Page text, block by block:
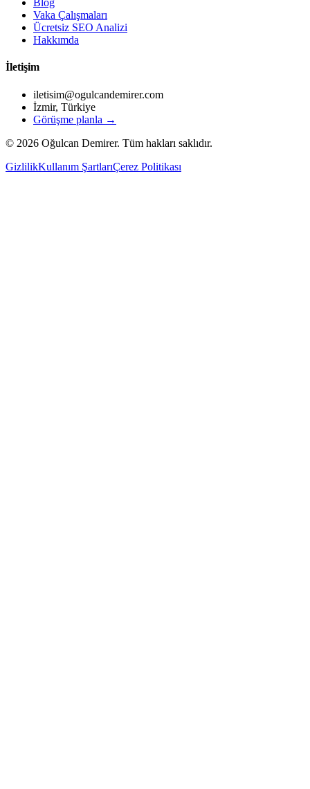
Blog
Vaka Çalışmaları
Ücretsiz SEO Analizi
Hakkımda
İletişim
iletisim@ogulcandemirer.com
İzmir, Türkiye
Görüşme planla →
© 2026 Oğulcan Demirer. Tüm hakları saklıdır.
GizlilikKullanım ŞartlarıÇerez Politikası